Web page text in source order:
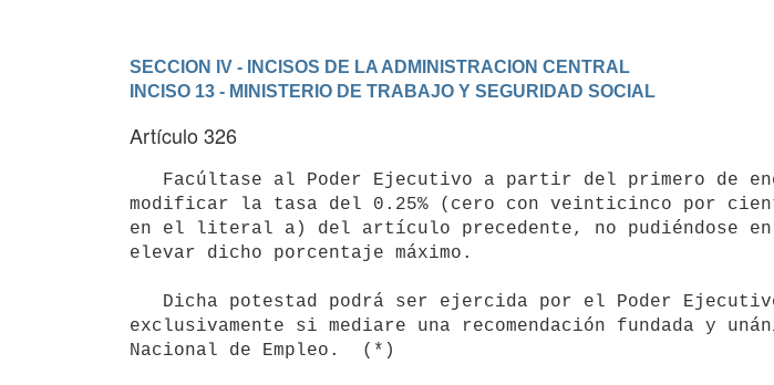
SECCION IV - INCISOS DE LA ADMINISTRACION CENTRAL
INCISO 13 - MINISTERIO DE TRABAJO Y SEGURIDAD SOCIAL
Artículo 326
modificar la tasa del 0.25% (cero con veinticinco por
en el literal a) del artículo precedente, no pudiéndose en
elevar dicho porcentaje máximo.
exclusivamente si mediare una recomendación fundada y